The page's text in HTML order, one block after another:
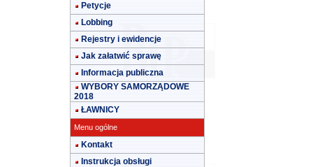
Petycje
Lobbing
Rejestry i ewidencje
Jak załatwić sprawę
Informacja publiczna
WYBORY SAMORZĄDOWE
2018
ŁAWNICY
Menu ogólne
Kontakt
Instrukcja obsługi